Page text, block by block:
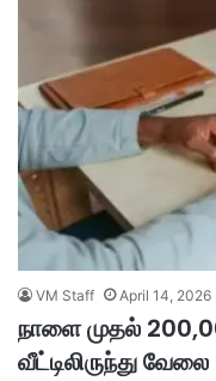
VM Staff April 14, 2026
நாளை முதல்
வீட்டிலிருந்து வேலை